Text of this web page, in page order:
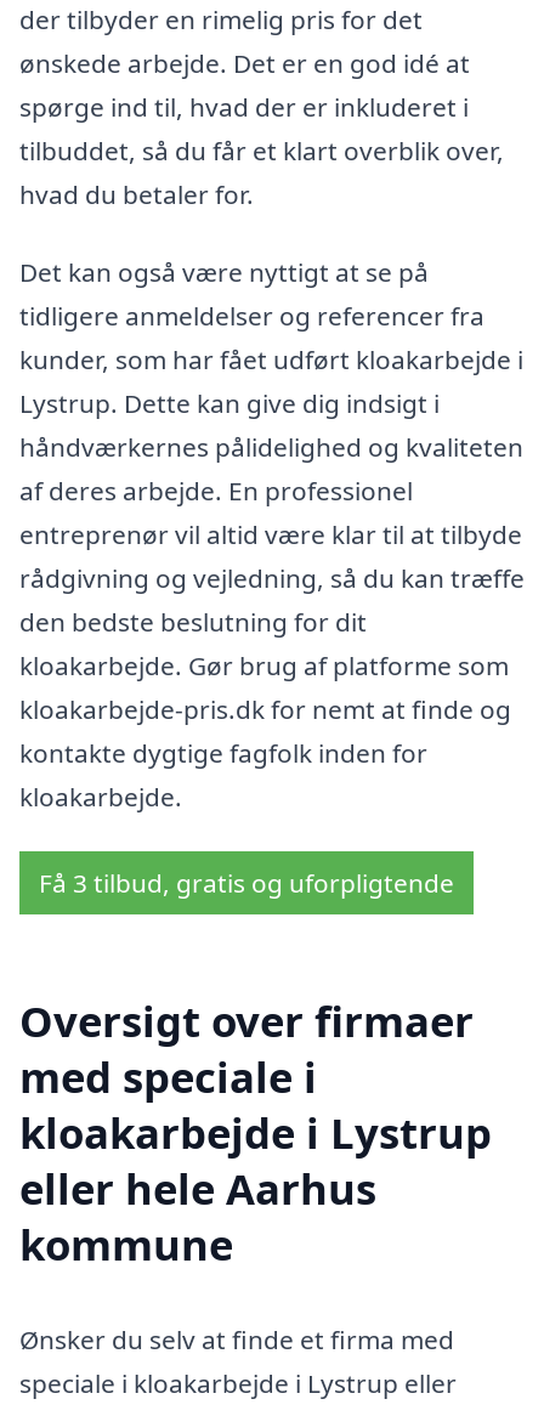
der tilbyder en rimelig pris for det
ønskede arbejde. Det er en god idé at
spørge ind til, hvad der er inkluderet i
tilbuddet, så du får et klart overblik over,
hvad du betaler for.
Det kan også være nyttigt at se på
tidligere anmeldelser og referencer fra
kunder, som har fået udført kloakarbejde i
Lystrup. Dette kan give dig indsigt i
håndværkernes pålidelighed og kvaliteten
af deres arbejde. En professionel
entreprenør vil altid være klar til at tilbyde
rådgivning og vejledning, så du kan træffe
den bedste beslutning for dit
kloakarbejde. Gør brug af platforme som
kloakarbejde-pris.dk for nemt at finde og
kontakte dygtige fagfolk inden for
kloakarbejde.
Få 3 tilbud, gratis og uforpligtende
Oversigt over firmaer
med speciale i
kloakarbejde i Lystrup
eller hele Aarhus
kommune
Ønsker du selv at finde et firma med
speciale i kloakarbejde i Lystrup eller